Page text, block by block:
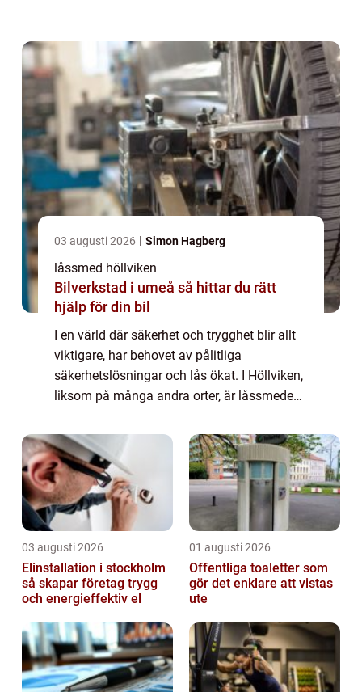
03 augusti 2026 Simon Hagberg
låssmed höllviken
Bilverkstad i umeå så hittar du rätt
hjälp för din bil
I en värld där säkerhet och trygghet blir allt
viktigare, har behovet av pålitliga
säkerhetslösningar och lås ökat. I Höllviken,
liksom på många andra orter, är låssmedens
03 augusti 2026
Elinstallation i stockholm
så skapar företag trygg
och energieffektiv el
01 augusti 2026
Offentliga toaletter som
gör det enklare att vistas
ute